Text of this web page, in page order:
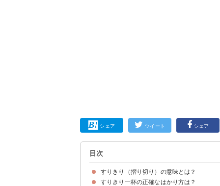
シェア ツイート シェア
目次
すりきり（摺り切り）の意味とは？
すりきりは調味料を計量スプーンの表面で平ら
すりきりは粉末・ペースト状の調味料のみ必要
すりきり一杯の正確なはかり方は？